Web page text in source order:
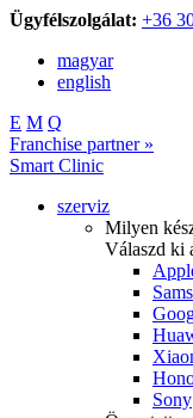
Ügyfélszolgálat: +36
magyar
english
E M Q
Franchise partner »
Smart Clinic
szerviz
Milyen
Válaszd ki
Sony